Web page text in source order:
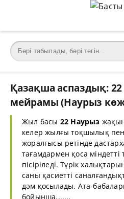
Қазақша аспаздық:
мейрамы (Наурыз
Жыл басы 22 Наурыз
келер жылғы тоқшылық
жоралғысы ретінде
тағамдармен қоса міндетті
пісіріледі. Түрік
саны қасиетті
дәм қосылады. Ата-
бойынша.......